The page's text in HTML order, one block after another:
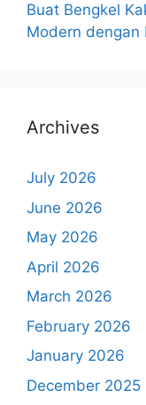
Buat Bengkel
Modern dengan
Archives
July 2026
June 2026
May 2026
April 2026
March 2026
February 2026
January 2026
December 2025